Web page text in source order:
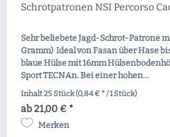
Schrotpatronen NSI Percorso
Sehr beliebete Jagd-Schrot-Patrone
Gramm) Ideal von Fasan über Hase
blaue Hülse mit 16mm
Sport TECNAn. Bei einer hohen...
Inhalt25 Stück(0,84 € * / 1 Stück)
ab 21,00 € *
Merken